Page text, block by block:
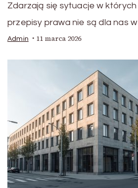
Zdarzają się sytuacje w
przepisy prawa nie są dla nas w
Admin 11 marca 2026